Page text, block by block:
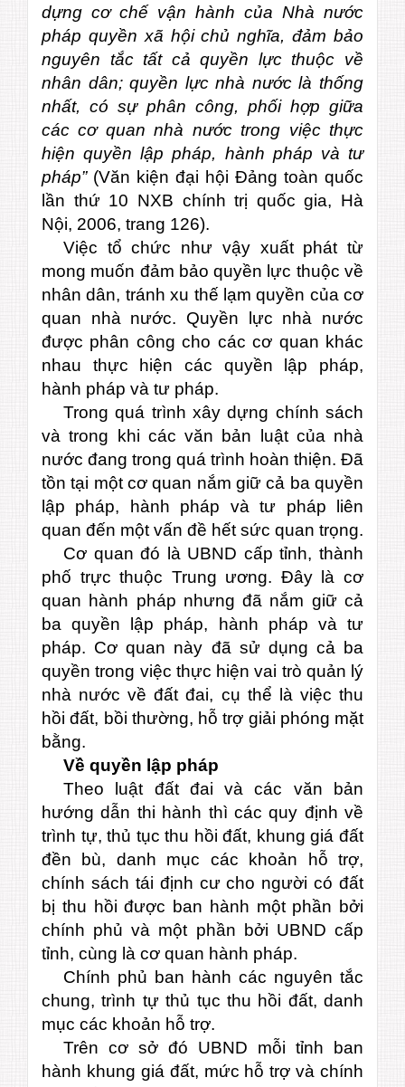
dựng cơ chế vận hành của Nhà nước
pháp quyền xã hội chủ nghĩa, đảm bảo
nguyên tắc tất cả quyền lực thuộc về
nhân dân; quyền lực nhà nước là thống
nhất, có sự phân công, phối hợp giữa
các cơ quan nhà nước trong việc thực
hiện quyền lập pháp, hành pháp và tư
pháp”(Văn kiện đại hội Đảng toàn quốc
lần thứ 10 NXB chính trị quốc gia, Hà
Nội, 2006, trang 126).
Việc tổ chức như vậy xuất phát từ
mong muốn đảm bảo quyền lực thuộc về
nhân dân, tránh xu thế lạm quyền của cơ
quan nhà nước. Quyền lực nhà nước
được phân công cho các cơ quan khác
nhau thực hiện các quyền lập pháp,
hành pháp và tư pháp.
Trong quá trình xây dựng chính sách
và trong khi các văn bản luật của nhà
nước đang trong quá trình hoàn thiện. Đã
tồn tại một cơ quan nắm giữ cả ba quyền
lập pháp, hành pháp và tư pháp liên
quan đến một vấn đề hết sức quan trọng.
Cơ quan đó là UBND cấp tỉnh, thành
phố trực thuộc Trung ương. Đây là cơ
quan hành pháp nhưng đã nắm giữ cả
ba quyền lập pháp, hành pháp và tư
pháp. Cơ quan này đã sử dụng cả ba
quyền trong việc thực hiện vai trò quản lý
nhà nước về đất đai, cụ thể là việc thu
hồi đất, bồi thường, hỗ trợ giải phóng mặt
bằng.
Về quyền lập pháp
Theo luật đất đai và các văn bản
hướng dẫn thi hành thì các quy định về
trình tự, thủ tục thu hồi đất, khung giá đất
đền bù, danh mục các khoản hỗ trợ,
chính sách tái định cư cho người có đất
bị thu hồi được ban hành một phần bởi
chính phủ và một phần bởi UBND cấp
tỉnh, cùng là cơ quan hành pháp.
Chính phủ ban hành các nguyên tắc
chung, trình tự thủ tục thu hồi đất, danh
mục các khoản hỗ trợ.
Trên cơ sở đó UBND mỗi tỉnh ban
hành khung giá đất, mức hỗ trợ và chính